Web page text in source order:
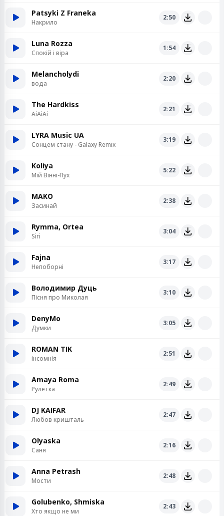
Patsyki Z Franeka
Накрило
2:50
Luna Rozza
Спокій і віра
1:54
Melancholydi
вода
2:20
The Hardkiss
AiAiAi
2:21
LYRA Music UA
Сонцем стану - Galaxy Remix
3:19
Koliya
Мій Вінні-Пух
5:22
MAKO
Засинай
2:38
Rymma, Ortea
Siri
3:04
Fajna
Непоборні
3:17
Володимир Дуць
Пісня про Миколая
3:10
DenyMo
Думки
3:05
ROMAN TIK
інсомнія
2:51
Amaya Roma
Рулетка
2:49
DJ KAIFAR
Любов кришталь
2:47
Olyaska
Саня
2:16
Anna Petrash
Мости
2:48
Golubenko, Shmiska
Хто якщо не ми
2:43